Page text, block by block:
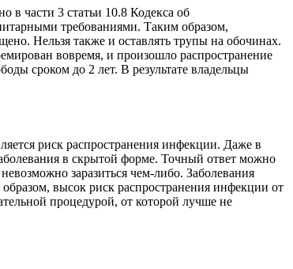
части 3 статьи 10.8 Кодекса об
требованиями. Таким образом,
Нельзя также и оставлять трупы на обочинах.
вовремя, и произошло распространение
сроком до 2 лет. В результате владельцы
риск распространения инфекции. Даже в
в скрытой форме. Точный ответ можно
заразиться чем-либо. Заболевания
высок риск распространения инфекции от
процедурой, от которой лучше не